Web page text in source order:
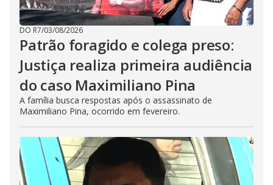
DO R7/03/08/2026
Patrão foragido e colega preso:
Justiça realiza primeira audiência
do caso Maximiliano Pina
A família busca respostas após o assassinato de
Maximiliano Pina, ocorrido em fevereiro.